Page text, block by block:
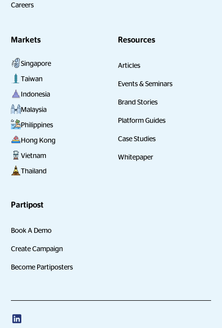
Careers
Markets
Singapore
Taiwan
Indonesia
Malaysia
Philippines
Hong Kong
Vietnam
Thailand
Resources
Articles
Events & Seminars
Brand Stories
Platform Guides
Case Studies
Whitepaper
Partipost
Book A Demo
Create Campaign
Become Partiposters